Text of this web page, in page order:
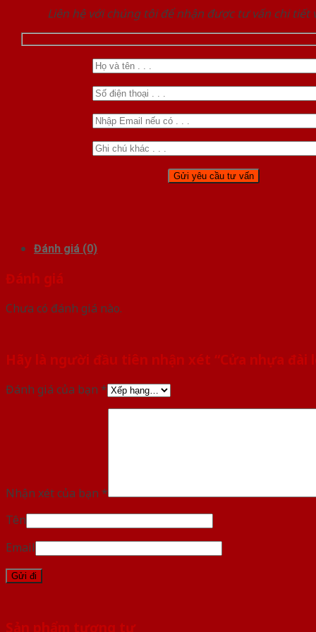
Liên hệ với chúng tôi để nhận được tư vấn chi tiết
Đánh giá (0)
Đánh giá
Chưa có đánh giá nào.
Hãy là người đầu tiên nhận xét “Cửa nhựa đài
Đánh giá của bạn *
Nhận xét của bạn *
Tên
Email
Sản phẩm tương tự